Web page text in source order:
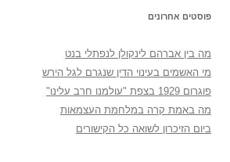
פוסטים אחרונים
מה בין אברהם לינקולן לנפתלי בנט
מי האשמים בעינוי הדין שנגרם לגל הירש
פוגרום 1929 בצפת "עולמנו חרב עלינו"
מה באמת קרה במלחמת העצמאות
ביום הזיכרון לשואה כל הקישורים